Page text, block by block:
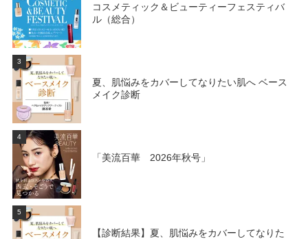
コスメティック＆ビューティーフェスティバ
ル（総合）
3
夏、肌悩みをカバーしてなりたい肌へ ベース
メイク診断
4
「美流百華 2026年秋号」
5
【診断結果】夏、肌悩みをカバーしてなりた